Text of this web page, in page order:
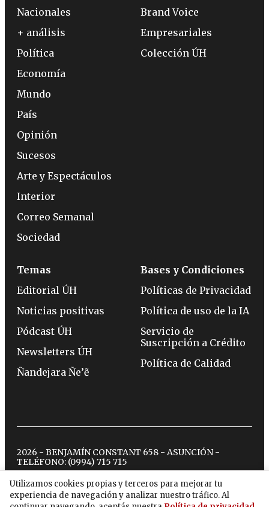
Utilizamos cookies propias y terceros para mejorar tu
experiencia de navegación y analizar nuestro tráfico. Al
Nacionales
+ análisis
Política
Economía
Mundo
País
Opinión
Sucesos
Arte y Espectáculos
Interior
Correo Semanal
Sociedad
Brand Voice
Empresariales
Colección ÚH
Temas
Editorial ÚH
Noticias positivas
Pódcast ÚH
Newsletters ÚH
Ñandejara Ñe’ẽ
Bases y Condiciones
Políticas de Privacidad
Política de uso de la IA
Servicio de
Suscripción a Crédito
Política de Calidad
2026 - BENJAMÍN CONSTANT 658 - ASUNCIÓN -
TELÉFONO: (0994) 715 715
twitterinstagram
facebook
tiktokyoutubespotify